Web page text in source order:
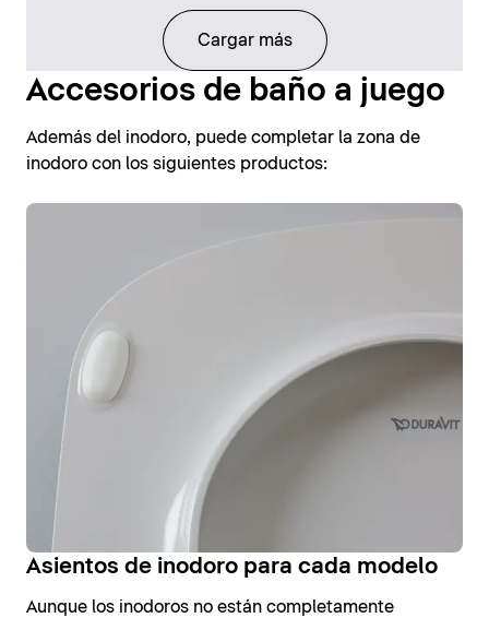
Cargar más
Accesorios de baño a juego
Además del inodoro, puede completar la zona de
inodoro con los siguientes productos:
Asientos de inodoro para cada modelo
Aunque los inodoros no están completamente